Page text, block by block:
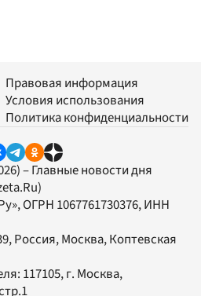
Правовая информация
Условия использования
Политика конфиденциальности
– Главные новости дня
, ОГРН 1067761730376, ИНН
Россия, Москва, Коптевская
117105, г. Москва,